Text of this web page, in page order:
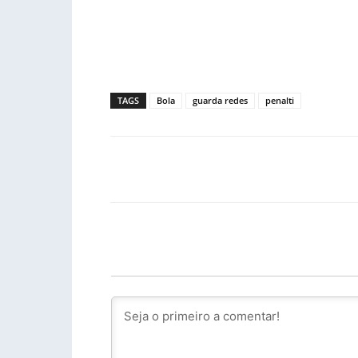
TAGS Bola guarda redes penalti